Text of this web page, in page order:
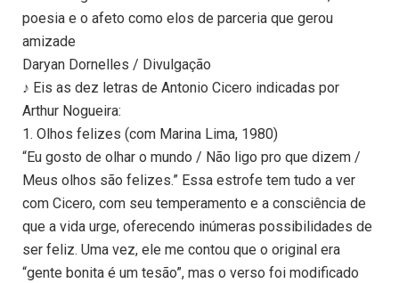
poesia e o afeto como elos de parceria que gerou
amizade
Daryan Dornelles / Divulgação
♪ Eis as dez letras de Antonio Cicero indicadas por
Arthur Nogueira:
1. Olhos felizes (com Marina Lima, 1980)
“Eu gosto de olhar o mundo / Não ligo pro que dizem /
Meus olhos são felizes.” Essa estrofe tem tudo a ver
com Cicero, com seu temperamento e a consciência de
que a vida urge, oferecendo inúmeras possibilidades de
ser feliz. Uma vez, ele me contou que o original era
“gente bonita é um tesão”, mas o verso foi modificado